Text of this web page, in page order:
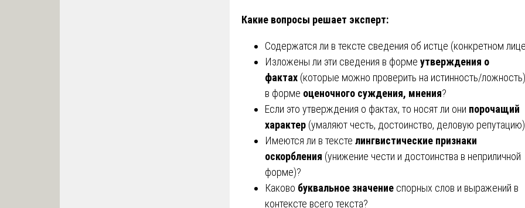
Какие вопросы решает эксперт:
Содержатся ли в тексте сведения об истце (конкретном
Изложены ли эти сведения в форме утверждения о
фактах (которые можно проверить на истинность/
в форме оценочного суждения, мнения?
Если это утверждения о фактах, то носят ли они порочащий
характер (умаляют честь, достоинство, деловую
Имеются ли в тексте лингвистические признаки
оскорбления (унижение чести и достоинства в неприличной
форме)?
Каково буквальное значение спорных слов и выражений в
контексте всего текста?